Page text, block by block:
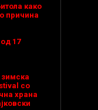
како
причина
17
со
храна